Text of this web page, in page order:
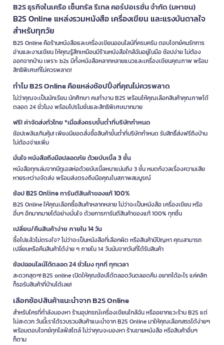
B2S ธุรกิจในเครือ เซ็นทรัล รีเทล คอร์ปอเรชั่น จำกัด (มหาชน)
B2S Online แหล่งรวมหนังสือ เครื่องเขียน และแรงบันดาลใจ
สำหรับทุกวัย
B2S Online คือร้านหนังสือและเครื่องเขียนออนไลน์ที่ครบครัน ตอบโจทย์คนรักการ
อ่านและงานเขียน ให้คุณรู้สึกเหมือนมีร้านหนังสือใกล้ฉันอยู่ในมือ ช้อปง่าย ไม่ต้อง
ออกจากบ้าน เพราะ b2s มีทั้งหนังสือหลากหลายแนวและเครื่องเขียนคุณภาพ พร้อม
สิทธิพิเศษที่ไม่ควรพลาด!
ทำไม B2S Online คือแหล่งช้อปปิ้งที่คุณไม่ควรพลาด
ไม่ว่าคุณจะเป็นนักเรียน นักศึกษา คนทำงาน B2S พร้อมให้คุณเลือกสินค้าคุณภาพได้
ตลอด 24 ชั่วโมง พร้อมโปรโมชั่นและสิทธิพิเศษมากมาย
ฟรี! ค่าจัดส่งทั่วไทย *เมื่อสั่งครบขั้นต่ำที่บริษัทกำหนด
ช้อปเพลินเกินคุ้ม! เพียงมียอดสั่งซื้อสินค้าขั้นต่ำที่บริษัทกำหนด รับสิทธิ์ส่งฟรีถึงบ้าน
ไม่ต้องจ่ายเพิ่ม
มั่นใจ หนังสือถึงมือปลอดภัย ด้วยบับเบิ้ล 3 ชั้น
หนังสือทุกเล่มจากบีทูเอสห่อด้วยบับเบิ้ลหนาแน่นถึง 3 ชั้น หมดกังวลเรื่องความเสีย
หายระหว่างจัดส่ง พร้อมส่งตรงถึงมือคุณในสภาพสมบูรณ์
ช้อป B2S Online การันตีสินค้าของแท้ 100%
B2S Online ให้คุณเลือกซื้อสินค้าหลากหลาย ไม่ว่าจะเป็นหนังสือ เครื่องเขียน หรือ
อื่นๆ อีกมากมายได้อย่างมั่นใจ ด้วยการการันตีสินค้าของแท้ 100% ทุกชิ้น
เปลี่ยน/คืนสินค้าง่าย ภายใน 14 วัน
ซื้อไปแล้วไม่ตรงใจ? ไม่ว่าจะเป็นหนังสือที่เลือกผิด หรือสินค้ามีปัญหา คุณสามารถ
เปลี่ยนหรือคืนสินค้าได้ง่าย ๆ ภายใน 14 วันนับจากวันที่ได้รับสินค้า
ช้อปออนไลน์ได้ตลอด 24 ชั่วโมง ทุกที่ ทุกเวลา
สะดวกสุดๆ! B2S online เปิดให้คุณช้อปได้ตลอดวันตลอดคืน อยากได้อะไร แค่คลิก
ก็รอรับสินค้าที่บ้านได้เลย!
เลือกช้อปสินค้าแนะนำจาก B2S Online
สำหรับใครที่กำลังมองหา ร้านอุปกรณ์เครื่องเขียนใกล้ฉัน หรืออยากแวะร้าน B2S แต่
ไม่สะดวก วันนี้เราได้รวบรวมสินค้าแนะนำจาก B2S Online มาให้คุณเลือกสรรได้ง่ายๆ
พร้อมตอบโจทย์ทุกไลฟ์สไตล์ ไม่ว่าคุณจะมองหา ร้านขายหนังสือ หรือสินค้าอื่นๆ
ก็ตาม